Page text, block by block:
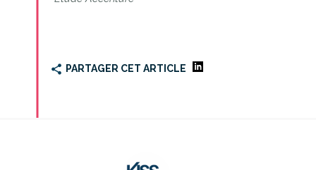
PARTAGER CET ARTICLE